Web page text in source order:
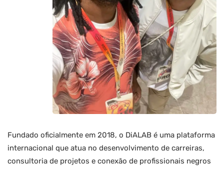
Fundado oficialmente em 2018, o DiALAB é uma plataforma
internacional que atua no desenvolvimento de carreiras,
consultoria de projetos e conexão de profissionais negros